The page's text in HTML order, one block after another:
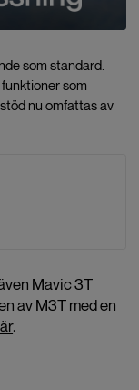
som standard.
som
nu omfattas av
Mavic 3T
av M3T med en
.